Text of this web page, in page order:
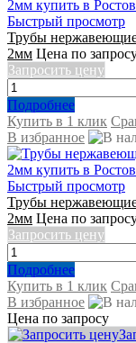
Быстрый просмотр
Трубы нержавеющие
2мм Цена по
Запросить цену
Подробнее
Купить в 1 клик
В избранное
Быстрый просмотр
Трубы нержавеющие
2мм Цена по
Запросить цену
Подробнее
Купить в 1 клик
В избранное
Цена по запросу